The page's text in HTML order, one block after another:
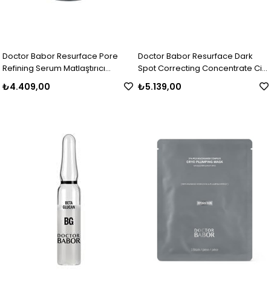
Doctor Babor Resurface Pore
Refining Serum Matlaştırıcı
₺4.409,00
Doctor Babor Resurface Dark
Spot Correcting Concentrate Cilt
₺5.139,00